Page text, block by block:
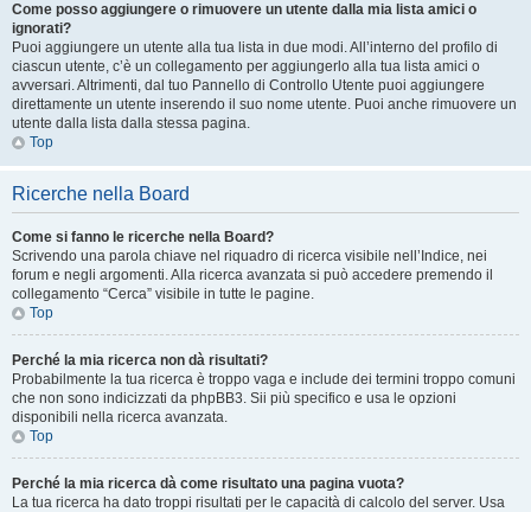
Come posso aggiungere o rimuovere un utente dalla mia lista amici o
ignorati?
Puoi aggiungere un utente alla tua lista in due modi. All’interno del profilo di
ciascun utente, c’è un collegamento per aggiungerlo alla tua lista amici o
avversari. Altrimenti, dal tuo Pannello di Controllo Utente puoi aggiungere
direttamente un utente inserendo il suo nome utente. Puoi anche rimuovere un
utente dalla lista dalla stessa pagina.
Top
Ricerche nella Board
Come si fanno le ricerche nella Board?
Scrivendo una parola chiave nel riquadro di ricerca visibile nell’Indice, nei
forum e negli argomenti. Alla ricerca avanzata si può accedere premendo il
collegamento “Cerca” visibile in tutte le pagine.
Top
Perché la mia ricerca non dà risultati?
Probabilmente la tua ricerca è troppo vaga e include dei termini troppo comuni
che non sono indicizzati da phpBB3. Sii più specifico e usa le opzioni
disponibili nella ricerca avanzata.
Top
Perché la mia ricerca dà come risultato una pagina vuota?
La tua ricerca ha dato troppi risultati per le capacità di calcolo del server. Usa